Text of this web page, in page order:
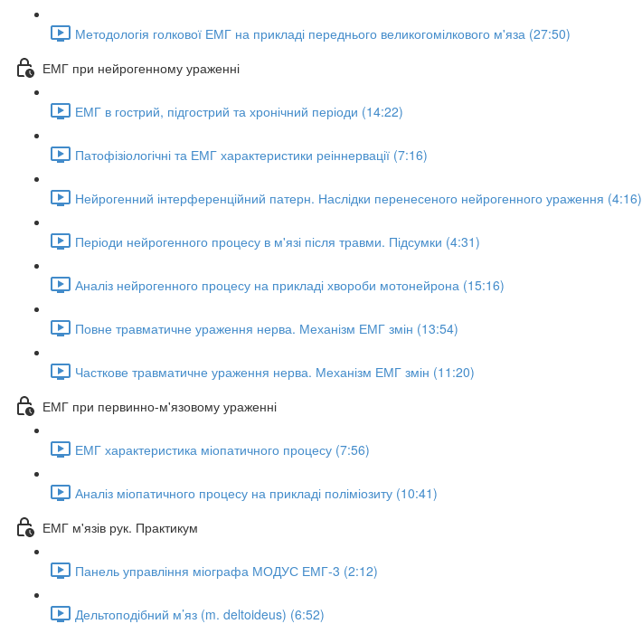
Методологія голкової ЕМГ на прикладі переднього великогомілкового м'яза (27:50)
ЕМГ при нейрогенному ураженні
ЕМГ в гострий, підгострий та хронічний періоди (14:22)
Патофізіологічні та ЕМГ характеристики реіннервації (7:16)
Нейрогенний інтерференційний патерн. Наслідки перенесеного нейрогенного ураження (4:16)
Періоди нейрогенного процесу в м'язі після травми. Підсумки (4:31)
Аналіз нейрогенного процесу на прикладі хвороби мотонейрона (15:16)
Повне травматичне ураження нерва. Механізм ЕМГ змін (13:54)
Часткове травматичне ураження нерва. Механізм ЕМГ змін (11:20)
ЕМГ при первинно-м'язовому ураженні
ЕМГ характеристика міопатичного процесу (7:56)
Аналіз міопатичного процесу на прикладі поліміозиту (10:41)
ЕМГ м'язів рук. Практикум
Панель управління міографа МОДУС ЕМГ-3 (2:12)
Дельтоподібний м’яз (m. deltoideus) (6:52)